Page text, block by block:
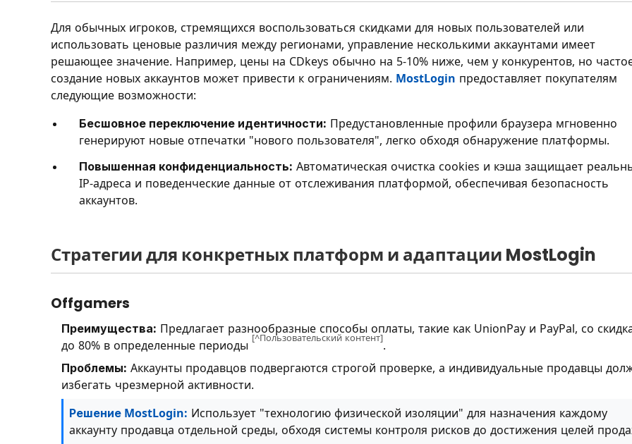
Для обычных игроков, стремящихся воспользоваться скидками для новых пользователей или
использовать ценовые различия между регионами, управление несколькими аккаунтами имеет
решающее значение. Например, цены на CDkeys обычно на 5-10% ниже, чем у конкурентов, но
создание новых аккаунтов может привести к ограничениям. MostLogin предоставляет покупателям
следующие возможности:
Бесшовное переключение идентичности: Предустановленные профили браузера мгновенно
генерируют новые отпечатки "нового пользователя", легко обходя обнаружение платформы.
Повышенная конфиденциальность: Автоматическая очистка cookies и кэша защищает
IP-адреса и поведенческие данные от отслеживания платформой, обеспечивая безопасность
аккаунтов.
Стратегии для конкретных платформ и адаптации MostLogin
Offgamers
Преимущества: Предлагает разнообразные способы оплаты, такие как UnionPay и PayPal, со
до 80% в определенные периоды
[^Пользовательский контент]
.
Проблемы: Аккаунты продавцов подвергаются строгой проверке, а индивидуальные продавцы
избегать чрезмерной активности.
Решение MostLogin: Использует "технологию физической изоляции" для назначения каждому
аккаунту продавца отдельной среды, обходя системы контроля рисков до достижения целей